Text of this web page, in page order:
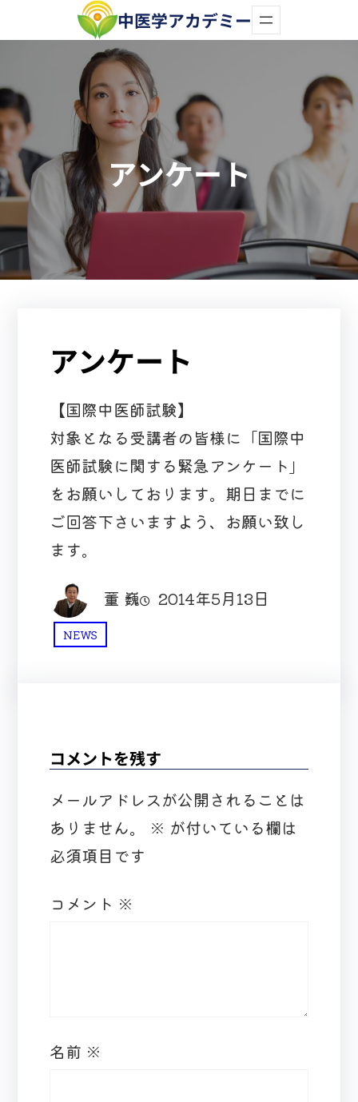
容
ス
キ
ッ
プ
中医学アカデミー
アンケート
アンケート
【国際中医師試験】
対象となる受講者の皆様に「国際中
医師試験に関する緊急アンケート」
をお願いしております。期日までに
ご回答下さいますよう、お願い致し
ます。
董 巍 2014年5月13日
NEWS
コメントを残す
メールアドレスが公開されることは
ありません。
※ が付いている欄は
必須項目です
コメント ※
名前 ※